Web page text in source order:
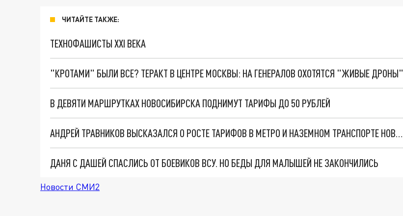
ЧИТАЙТЕ ТАКЖЕ:
ТЕХНОФАШИСТЫ XXI ВЕКА
"КРОТАМИ" БЫЛИ ВСЕ? ТЕРАКТ В ЦЕНТРЕ МОСКВЫ: НА ГЕНЕРАЛОВ ОХОТЯТСЯ "ЖИВЫЕ ДРОНЫ"
В ДЕВЯТИ МАРШРУТКАХ НОВОСИБИРСКА ПОДНИМУТ ТАРИФЫ ДО 50 РУБЛЕЙ
АНДРЕЙ ТРАВНИКОВ ВЫСКАЗАЛСЯ О РОСТЕ ТАРИФОВ В МЕТРО И НАЗЕМНОМ ТРАНСПОРТЕ НОВОСИБИРСКА
ДАНЯ С ДАШЕЙ СПАСЛИСЬ ОТ БОЕВИКОВ ВСУ. НО БЕДЫ ДЛЯ МАЛЫШЕЙ НЕ ЗАКОНЧИЛИСЬ
Новости СМИ2